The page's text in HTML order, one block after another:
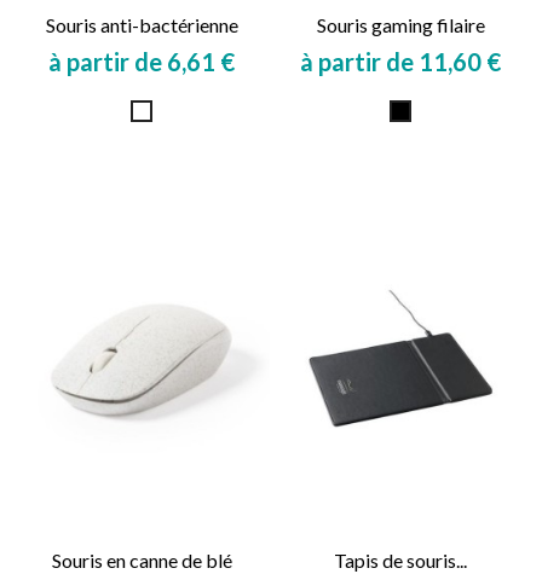
Souris anti-bactérienne
à partir de 6,61 €
Souris gaming filaire
à partir de 11,60 €
Souris en canne de blé Tapis de souris...